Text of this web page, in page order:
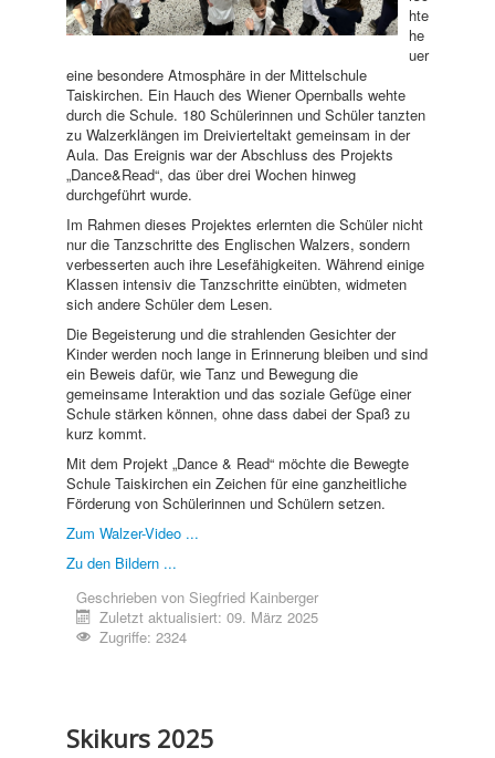
hte
he
uer
eine besondere Atmosphäre in der Mittelschule
Taiskirchen. Ein Hauch des Wiener Opernballs wehte
durch die Schule. 180 Schülerinnen und Schüler tanzten
zu Walzerklängen im Dreivierteltakt gemeinsam in der
Aula. Das Ereignis war der Abschluss des Projekts
„Dance&Read“, das über drei Wochen hinweg
durchgeführt wurde.
Im Rahmen dieses Projektes erlernten die Schüler nicht
nur die Tanzschritte des Englischen Walzers, sondern
verbesserten auch ihre Lesefähigkeiten. Während einige
Klassen intensiv die Tanzschritte einübten, widmeten
sich andere Schüler dem Lesen.
Die Begeisterung und die strahlenden Gesichter der
Kinder werden noch lange in Erinnerung bleiben und sind
ein Beweis dafür, wie Tanz und Bewegung die
gemeinsame Interaktion und das soziale Gefüge einer
Schule stärken können, ohne dass dabei der Spaß zu
kurz kommt.
Mit dem Projekt „Dance & Read“ möchte die Bewegte
Schule Taiskirchen ein Zeichen für eine ganzheitliche
Förderung von Schülerinnen und Schülern setzen.
Zum Walzer-Video ...
Zu den Bildern ...
Geschrieben von Siegfried Kainberger
Zuletzt aktualisiert: 09. März 2025
Zugriffe: 2324
Skikurs 2025